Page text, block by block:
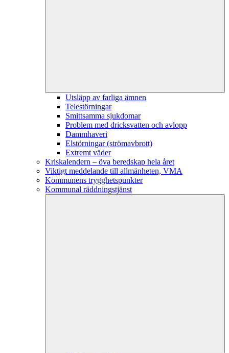
Utsläpp av farliga ämnen
Telestörningar
Smittsamma sjukdomar
Problem med dricksvatten och avlopp
Dammhaveri
Elstörningar (strömavbrott)
Extremt väder
Kriskalendern – öva beredskap hela året
Viktigt meddelande till allmänheten, VMA
Kommunens trygghetspunkter
Kommunal räddningstjänst